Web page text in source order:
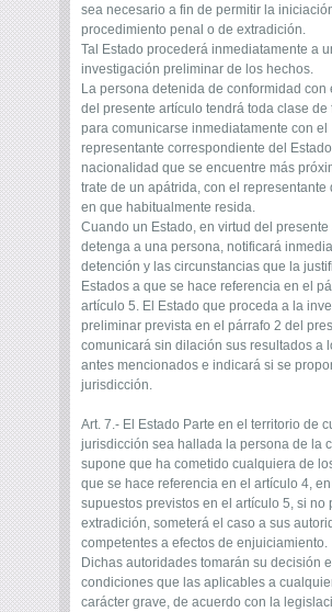
sea necesario a fin de permitir la
procedimiento penal o de extradición.
Tal Estado procederá inmediatamente a
investigación preliminar de los hechos.
La persona detenida de conformidad con
del presente artículo tendrá toda clase de
para comunicarse inmediatamente con el
representante correspondiente del
nacionalidad que se encuentre más
trate de un apátrida, con el representante
en que habitualmente resida.
Cuando un Estado, en virtud del presente
detenga a una persona, notificará
detención y las circunstancias que la
Estados a que se hace referencia en el
artículo 5. El Estado que proceda a la
preliminar prevista en el párrafo 2 del
comunicará sin dilación sus resultados a
antes mencionados e indicará si se
jurisdicción.
Art. 7.- El Estado Parte en el territorio de
jurisdicción sea hallada la persona de la
supone que ha cometido cualquiera de
que se hace referencia en el artículo 4,
supuestos previstos en el artículo 5, si no
extradición, someterá el caso a sus
competentes a efectos de enjuiciamiento.
Dichas autoridades tomarán su decisión
condiciones que las aplicables a
carácter grave, de acuerdo con la